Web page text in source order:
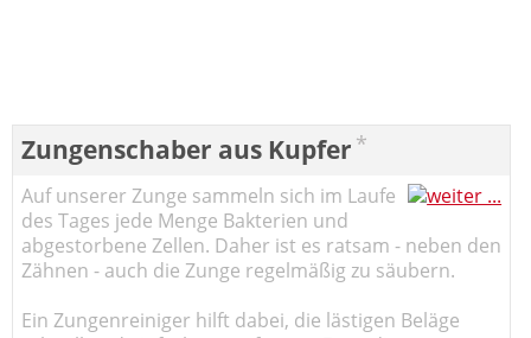
Zungenschaber aus Kupfer *
Auf unserer Zunge sammeln sich im Laufe
des Tages jede Menge Bakterien und
abgestorbene Zellen. Daher ist es ratsam - neben den
Zähnen - auch die Zunge regelmäßig zu säubern.
Ein Zungenreiniger hilft dabei, die lästigen Beläge